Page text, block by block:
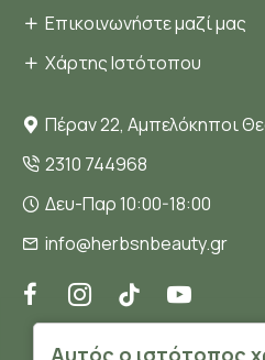
Επικοινωνήστε μαζί μας
Χάρτης Ιστότοπου
Πέραν 22, Αμπελόκηποι
2310 744968
Δευ-Παρ 10:00-18:00
info@herbsnbeauty.gr
Αυτός ο ιστότοπος